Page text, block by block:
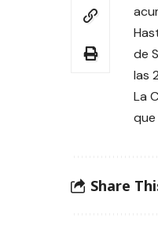
de
las
La
Share